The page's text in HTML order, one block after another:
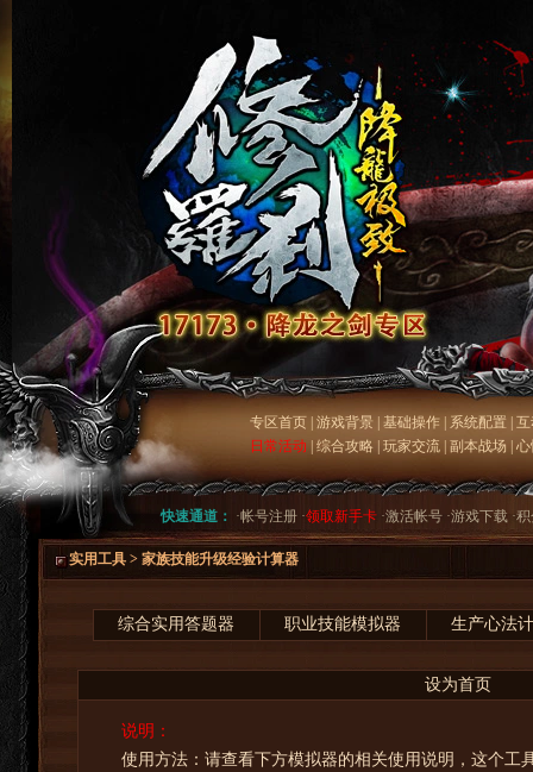
专区首页 游戏背景 基础操作 系统配置
日常活动
综合攻略 玩家交流 副本战场
快速通道： ·帐号注册 ·领取新手卡 ·激活帐号 ·游戏下载 ·
实用工具 > 家族技能升级经验计算器
综合实用答题器 职业技能模拟器 生产心法
设为首页
说明：
使用方法：请查看下方模拟器的相关使用说明，这个工